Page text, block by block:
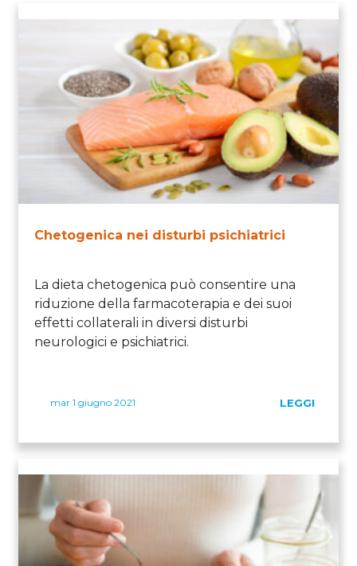
Chetogenica nei disturbi psichiatrici
La dieta chetogenica può consentire una
riduzione della farmacoterapia e dei suoi
effetti collaterali in diversi disturbi
neurologici e psichiatrici.
mar 1 giugno 2021 LEGGI